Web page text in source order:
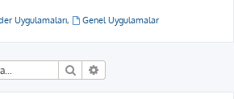
Uygulamaları,
Genel Uygulamalar
Ara